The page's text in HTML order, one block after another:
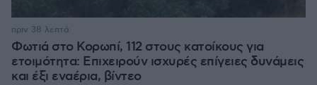
Φωτιά στο Κορωπί, 112 στους κατοίκους για
ετοιμότητα: Επιχειρούν ισχυρές επίγειες δυνάμεις
και έξι εναέρια, βίντεο
πριν 38 λεπτά